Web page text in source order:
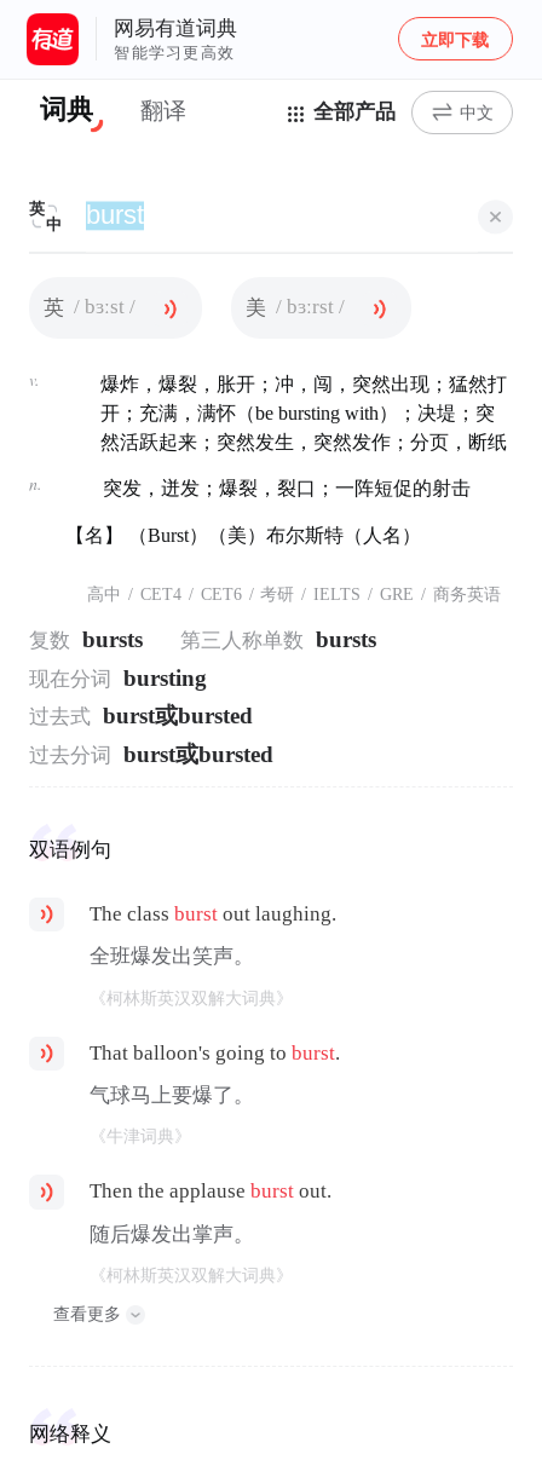
网易有道词典
智能学习更高效
立即下载
词典 翻译 全部产品 中文
英
中
英 / bɜːst / 美 / bɜːrst /
v.
爆炸，爆裂，胀开；冲，闯，突然出现；猛然打
开；充满，满怀（be bursting with）；决堤；突
然活跃起来；突然发生，突然发作；分页，断纸
n. 突发，迸发；爆裂，裂口；一阵短促的射击
【名】 （Burst）（美）布尔斯特（人名）
高中 / CET4 / CET6 / 考研 / IELTS / GRE / 商务英语
复数 bursts 第三人称单数 bursts
现在分词 bursting
过去式 burst或bursted
过去分词 burst或bursted
双语例句
The classburst out laughing.
全班爆发出笑声。
《柯林斯英汉双解大词典》
That balloon's going toburst.
气球马上要爆了。
《牛津词典》
Then the applauseburst out.
随后爆发出掌声。
《柯林斯英汉双解大词典》
查看更多
网络释义